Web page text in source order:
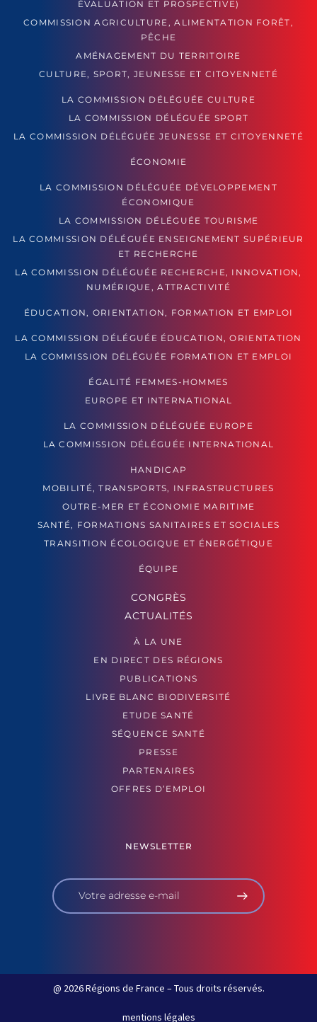
ÉVALUATION ET PROSPECTIVE)
COMMISSION AGRICULTURE, ALIMENTATION FORÊT,
PÊCHE
AMÉNAGEMENT DU TERRITOIRE
CULTURE, SPORT, JEUNESSE ET CITOYENNETÉ
LA COMMISSION DÉLÉGUÉE CULTURE
LA COMMISSION DÉLÉGUÉE SPORT
LA COMMISSION DÉLÉGUÉE JEUNESSE ET CITOYENNETÉ
ÉCONOMIE
LA COMMISSION DÉLÉGUÉE DÉVELOPPEMENT
ÉCONOMIQUE
LA COMMISSION DÉLÉGUÉE TOURISME
LA COMMISSION DÉLÉGUÉE ENSEIGNEMENT SUPÉRIEUR
ET RECHERCHE
LA COMMISSION DÉLÉGUÉE RECHERCHE, INNOVATION,
NUMÉRIQUE, ATTRACTIVITÉ
ÉDUCATION, ORIENTATION, FORMATION ET EMPLOI
LA COMMISSION DÉLÉGUÉE ÉDUCATION, ORIENTATION
LA COMMISSION DÉLÉGUÉE FORMATION ET EMPLOI
ÉGALITÉ FEMMES-HOMMES
EUROPE ET INTERNATIONAL
LA COMMISSION DÉLÉGUÉE EUROPE
LA COMMISSION DÉLÉGUÉE INTERNATIONAL
HANDICAP
MOBILITÉ, TRANSPORTS, INFRASTRUCTURES
OUTRE-MER ET ÉCONOMIE MARITIME
SANTÉ, FORMATIONS SANITAIRES ET SOCIALES
TRANSITION ÉCOLOGIQUE ET ÉNERGÉTIQUE
ÉQUIPE
CONGRÈS
ACTUALITÉS
À LA UNE
EN DIRECT DES RÉGIONS
PUBLICATIONS
LIVRE BLANC BIODIVERSITÉ
ETUDE SANTÉ
SÉQUENCE SANTÉ
PRESSE
PARTENAIRES
OFFRES D’EMPLOI
NEWSLETTER
@ 2026 Régions de France – Tous droits réservés.
mentions légales